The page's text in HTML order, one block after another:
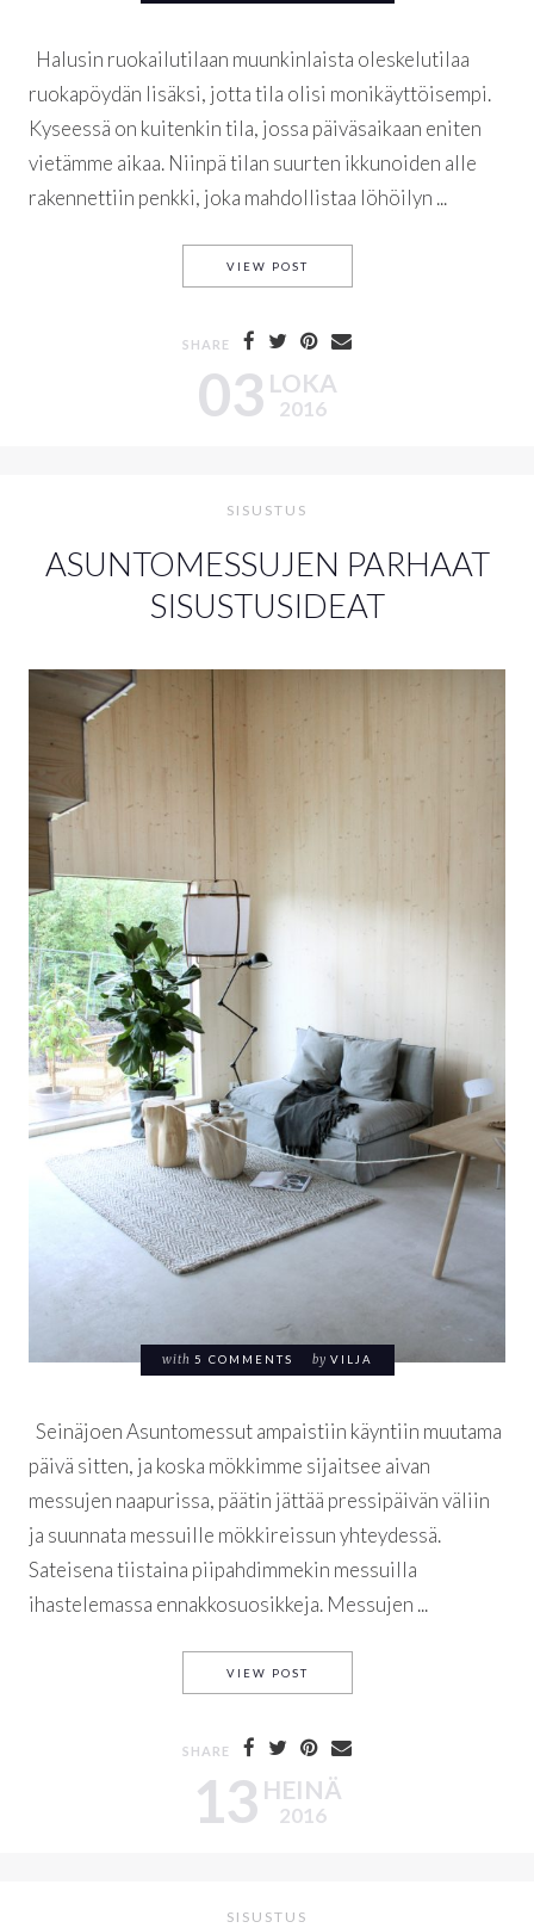
Halusin ruokailutilaan muunkinlaista oleskelutilaa
ruokapöydän lisäksi, jotta tila olisi monikäyttöisempi.
Kyseessä on kuitenkin tila, jossa päiväsaikaan eniten
vietämme aikaa. Niinpä tilan suurten ikkunoiden alle
rakennettiin penkki, joka mahdollistaa löhöilyn ...
03 LOKA
2016
VIEW POSTIKKUNAPENKKI
SHARE
SISUSTUS
ASUNTOMESSUJEN PARHAAT
SISUSTUSIDEAT
with 5 COMMENTS by VILJA
Seinäjoen Asuntomessut ampaistiin käyntiin muutama
päivä sitten, ja koska mökkimme sijaitsee aivan
messujen naapurissa, päätin jättää pressipäivän väliin
ja suunnata messuille mökkireissun yhteydessä.
Sateisena tiistaina piipahdimmekin messuilla
ihastelemassa ennakkosuosikkeja. Messujen ...
13 HEINÄ
2016
VIEW POSTASUNTOMESSUJEN PARHAAT
SHARE
SISUSTUS